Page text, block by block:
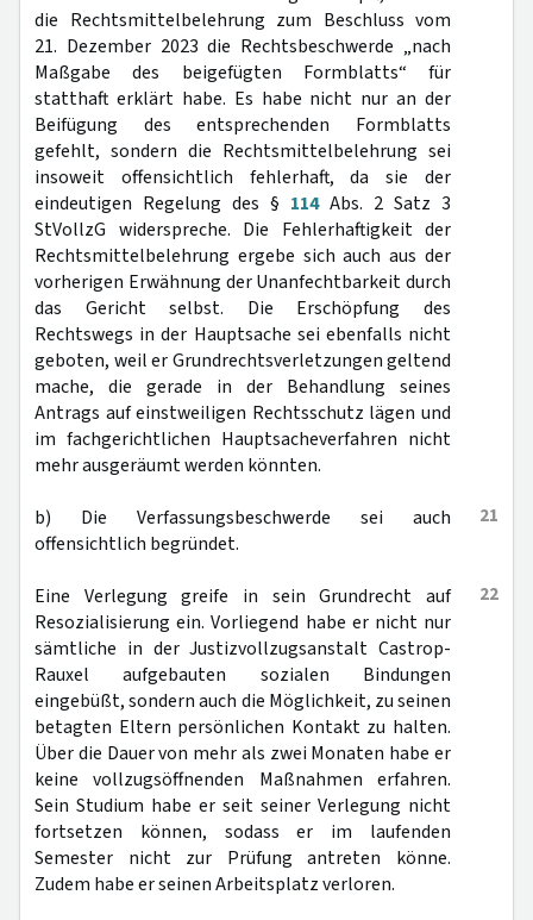
die Rechtsmittelbelehrung zum Beschluss vom
21. Dezember 2023 die Rechtsbeschwerde „nach
Maßgabe des beigefügten Formblatts“ für
statthaft erklärt habe. Es habe nicht nur an der
Beifügung des entsprechenden Formblatts
gefehlt, sondern die Rechtsmittelbelehrung sei
insoweit offensichtlich fehlerhaft, da sie der
eindeutigen Regelung des § 114Abs. 2 Satz 3
StVollzG widerspreche. Die Fehlerhaftigkeit der
Rechtsmittelbelehrung ergebe sich auch aus der
vorherigen Erwähnung der Unanfechtbarkeit durch
das Gericht selbst. Die Erschöpfung des
Rechtswegs in der Hauptsache sei ebenfalls nicht
geboten, weil er Grundrechtsverletzungen geltend
mache, die gerade in der Behandlung seines
Antrags auf einstweiligen Rechtsschutz lägen und
im fachgerichtlichen Hauptsacheverfahren nicht
mehr ausgeräumt werden könnten.
21
b) Die Verfassungsbeschwerde sei auch
offensichtlich begründet.
22
Eine Verlegung greife in sein Grundrecht auf
Resozialisierung ein. Vorliegend habe er nicht nur
sämtliche in der Justizvollzugsanstalt Castrop-
Rauxel aufgebauten sozialen Bindungen
eingebüßt, sondern auch die Möglichkeit, zu seinen
betagten Eltern persönlichen Kontakt zu halten.
Über die Dauer von mehr als zwei Monaten habe er
keine vollzugsöffnenden Maßnahmen erfahren.
Sein Studium habe er seit seiner Verlegung nicht
fortsetzen können, sodass er im laufenden
Semester nicht zur Prüfung antreten könne.
Zudem habe er seinen Arbeitsplatz verloren.